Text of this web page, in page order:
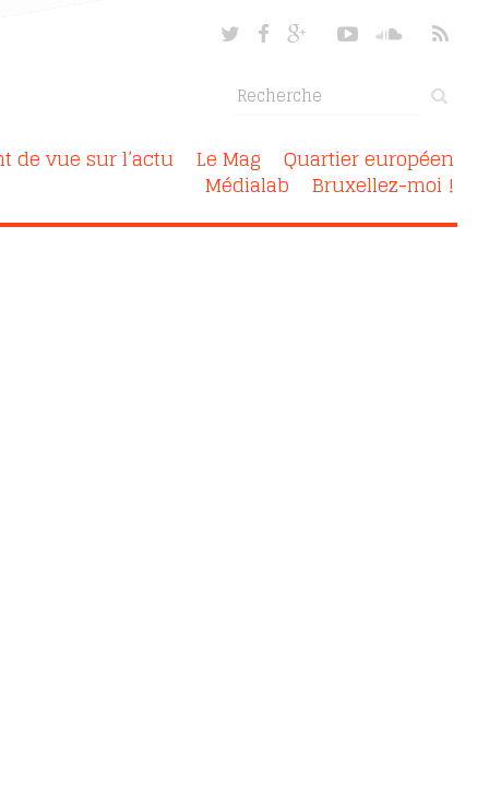
de vue sur l’actu Le Mag Quartier européen
Médialab Bruxellez-moi !